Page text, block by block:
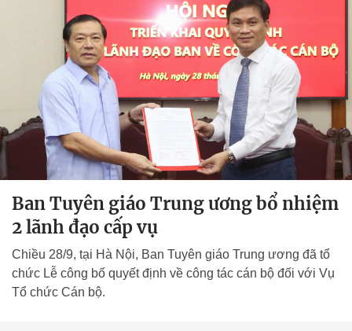
Ban Tuyên giáo Trung ương bổ nhiệm
2 lãnh đạo cấp vụ
Chiều 28/9, tại Hà Nội, Ban Tuyên giáo Trung ương đã tổ
chức Lễ công bố quyết định về công tác cán bộ đối với Vụ
Tổ chức Cán bộ.